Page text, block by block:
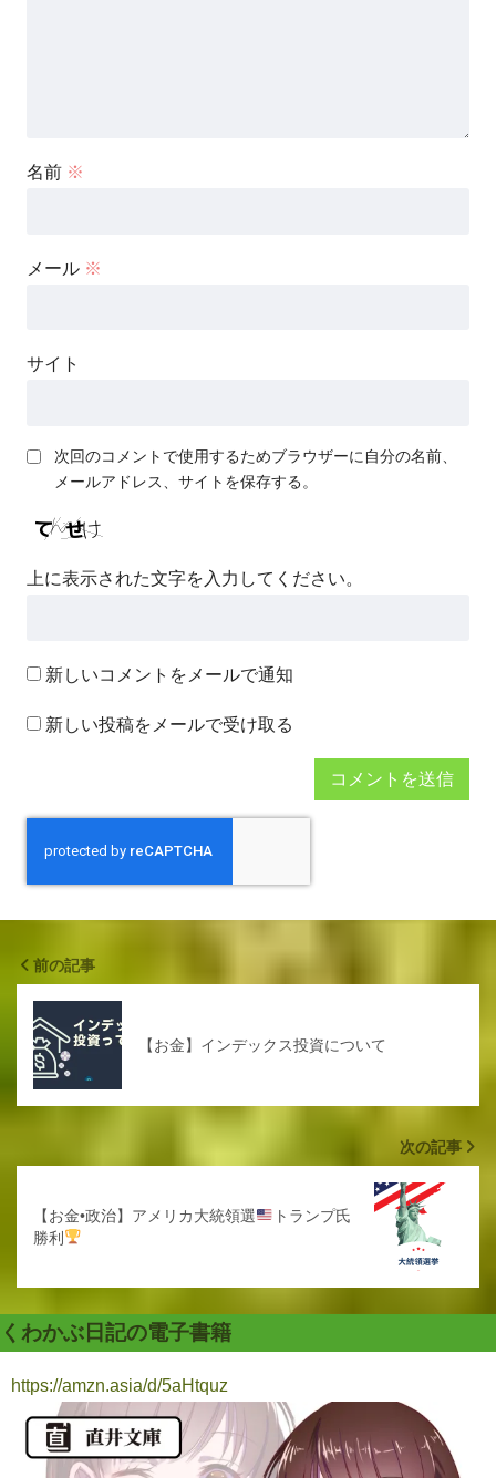
名前 ※
メール ※
サイト
次回のコメントで使用するためブラウザーに自分の名前、
メールアドレス、サイトを保存する。
上に表示された文字を入力してください。
新しいコメントをメールで通知
新しい投稿をメールで受け取る
前の記事
【お金】インデックス投資について
次の記事
【お金•政治】アメリカ大統領選
トランプ氏
勝利
くわかぶ日記の電子書籍
https://amzn.asia/d/5aHtquz